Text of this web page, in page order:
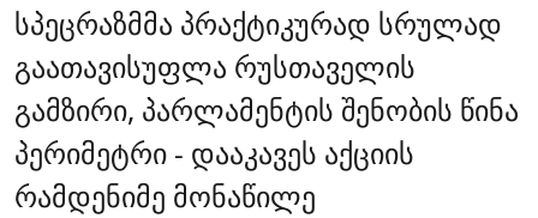
სპეცრაზმმა პრაქტიკურად სრულად
გაათავისუფლა რუსთაველის
გამზირი, პარლამენტის შენობის წინა
პერიმეტრი - დააკავეს აქციის
რამდენიმე მონაწილე